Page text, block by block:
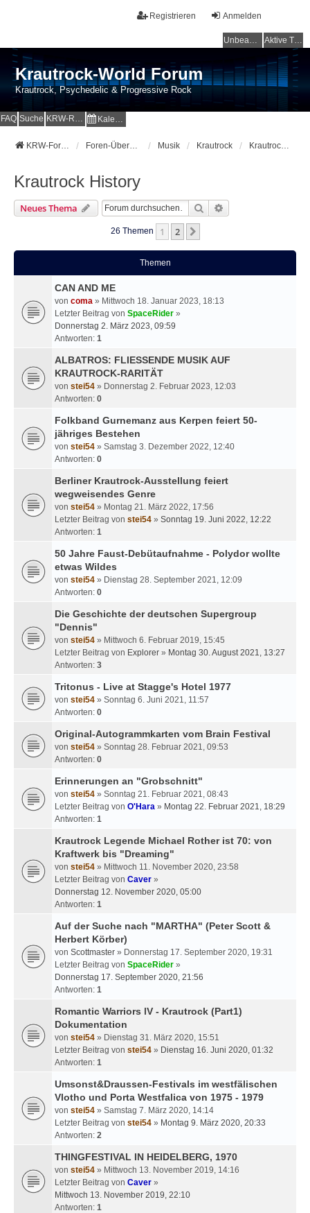
Anmelden
Registrieren
Unbeantwortete Themen Aktive Themen
Krautrock-World Forum
Krautrock, Psychedelic & Progressive Rock
FAQ Suche KRW-Radio Kalender
KRW-Forum Foren-Übersicht Musik Krautrock Krautrock History
Krautrock History
Neues Thema Suche
26 Themen 1 2
Themen
CAN AND ME
von coma » Mittwoch 18. Januar 2023, 18:13
Letzter Beitrag von SpaceRider »
Donnerstag 2. März 2023, 09:59
Antworten: 1
ALBATROS: FLIESSENDE MUSIK AUF
KRAUTROCK-RARITÄT
von stei54 » Donnerstag 2. Februar 2023, 12:03
Antworten: 0
Folkband Gurnemanz aus Kerpen feiert 50-
jähriges Bestehen
von stei54 » Samstag 3. Dezember 2022, 12:40
Antworten: 0
Berliner Krautrock-Ausstellung feiert
wegweisendes Genre
von stei54 » Montag 21. März 2022, 17:56
Letzter Beitrag von stei54 » Sonntag 19. Juni 2022, 12:22
Antworten: 1
50 Jahre Faust-Debütaufnahme - Polydor wollte
etwas Wildes
von stei54 » Dienstag 28. September 2021, 12:09
Antworten: 0
Die Geschichte der deutschen Supergroup
"Dennis"
von stei54 » Mittwoch 6. Februar 2019, 15:45
Letzter Beitrag von Explorer » Montag 30. August 2021, 13:27
Antworten: 3
Tritonus - Live at Stagge's Hotel 1977
von stei54 » Sonntag 6. Juni 2021, 11:57
Antworten: 0
Original-Autogrammkarten vom Brain Festival
von stei54 » Sonntag 28. Februar 2021, 09:53
Antworten: 0
Erinnerungen an "Grobschnitt"
von stei54 » Sonntag 21. Februar 2021, 08:43
Letzter Beitrag von O'Hara » Montag 22. Februar 2021, 18:29
Antworten: 1
Krautrock Legende Michael Rother ist 70: von
Kraftwerk bis "Dreaming"
von stei54 » Mittwoch 11. November 2020, 23:58
Letzter Beitrag von Caver »
Donnerstag 12. November 2020, 05:00
Antworten: 1
Auf der Suche nach "MARTHA" (Peter Scott &
Herbert Körber)
von Scottmaster » Donnerstag 17. September 2020, 19:31
Letzter Beitrag von SpaceRider »
Donnerstag 17. September 2020, 21:56
Antworten: 1
Romantic Warriors lV - Krautrock (Part1)
Dokumentation
von stei54 » Dienstag 31. März 2020, 15:51
Letzter Beitrag von stei54 » Dienstag 16. Juni 2020, 01:32
Antworten: 1
Umsonst&Draussen-Festivals im westfälischen
Vlotho und Porta Westfalica von 1975 - 1979
von stei54 » Samstag 7. März 2020, 14:14
Letzter Beitrag von stei54 » Montag 9. März 2020, 20:33
Antworten: 2
THINGFESTIVAL IN HEIDELBERG, 1970
von stei54 » Mittwoch 13. November 2019, 14:16
Letzter Beitrag von Caver »
Mittwoch 13. November 2019, 22:10
Antworten: 1